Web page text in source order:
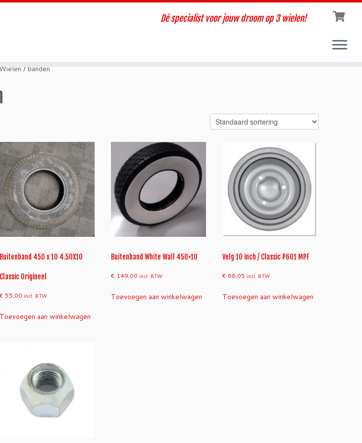
Dé specialist voor jouw droom op 3 wielen!
Wielen / banden
Buitenband 450 x 10 4.50X10
Classic Origineel
55,00 incl. BTW
Toevoegen aan winkelwagen
Buitenband White Wall 450×10
€ 149,00 incl. BTW
Toevoegen aan winkelwagen
Velg 10 inch / Classic P601 MPF
€ 66,05 incl. BTW
Toevoegen aan winkelwagen